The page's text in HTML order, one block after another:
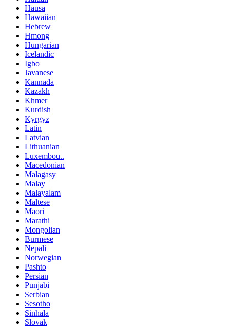
Hausa
Hawaiian
Hebrew
Hmong
Hungarian
Icelandic
Igbo
Javanese
Kannada
Kazakh
Khmer
Kurdish
Kyrgyz
Latin
Latvian
Lithuanian
Luxembou..
Macedonian
Malagasy
Malay
Malayalam
Maltese
Maori
Marathi
Mongolian
Burmese
Nepali
Norwegian
Pashto
Persian
Punjabi
Serbian
Sesotho
Sinhala
Slovak